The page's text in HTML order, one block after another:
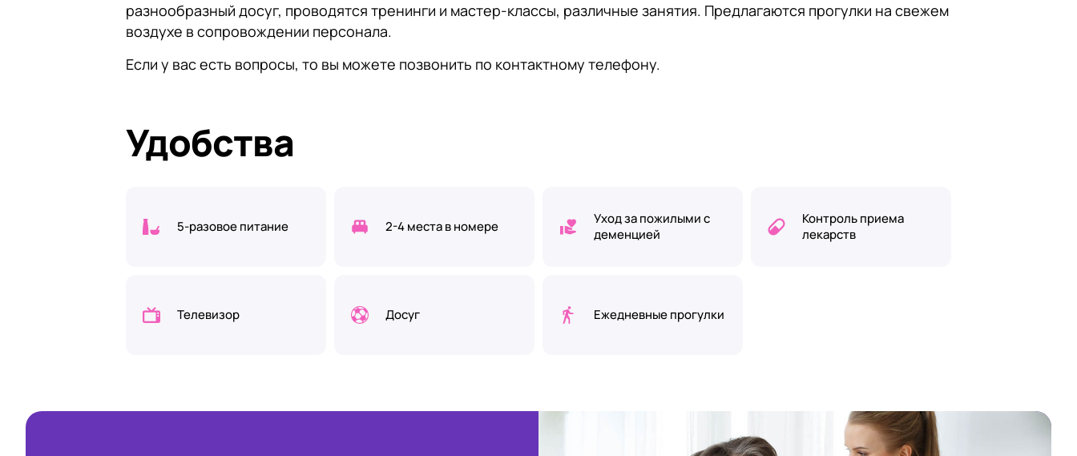
разнообразный досуг, проводятся тренинги и мастер-классы, различные занятия. Предлагаются прогулки на свежем
воздухе в сопровождении персонала.
Если у вас есть вопросы, то вы можете позвонить по контактному телефону.
Удобства
5-разовое питание 2-4 места в номере
Уход за пожилыми с
деменцией
Контроль приема
лекарств
Телевизор Досуг Ежедневные прогулки